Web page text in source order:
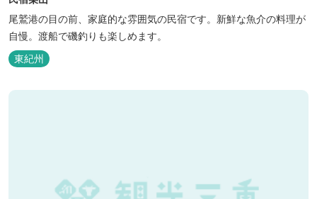
尾鷲港の目の前、家庭的な雰囲気の民宿です。新鮮な魚介の料理が
自慢。渡船で磯釣りも楽しめます。
東紀州